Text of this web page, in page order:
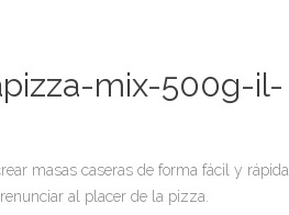
mix-500g-il-
masas caseras de forma fácil y rápida.
al placer de la pizza.